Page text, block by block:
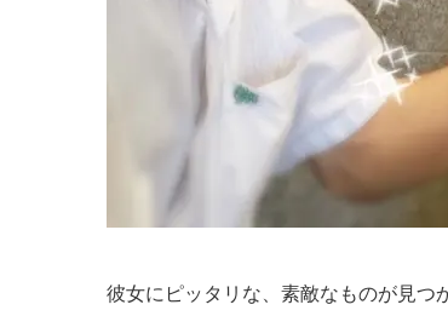
彼女にピッタリな、素敵なものが見つ